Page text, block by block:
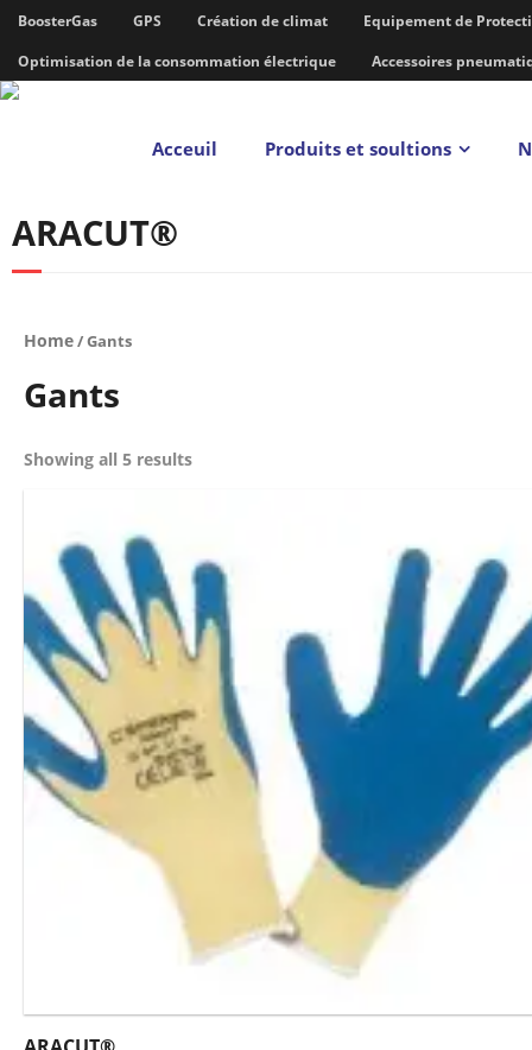
BoosterGas GPS Création de climat
Equipement de
Optimisation de la consommation électrique
Accessoires
Acceuil Produits et soultions
ARACUT®
Home/ Gants
Gants
Showing all 5 results